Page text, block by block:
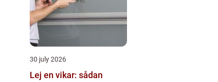
30 july 2026
Lej en vikar: sådan